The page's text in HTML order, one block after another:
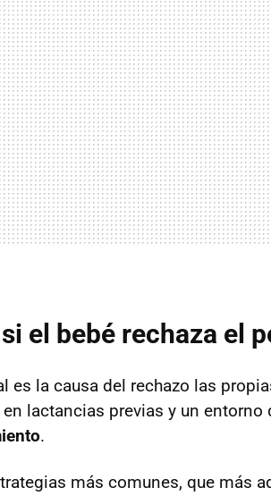
el bebé rechaza el
es la causa del rechazo las
lactancias previas y un entorno
.
más comunes, que más